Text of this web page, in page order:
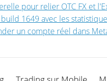
pour relier OTC FX et
1649 avec les
un compte réel dans